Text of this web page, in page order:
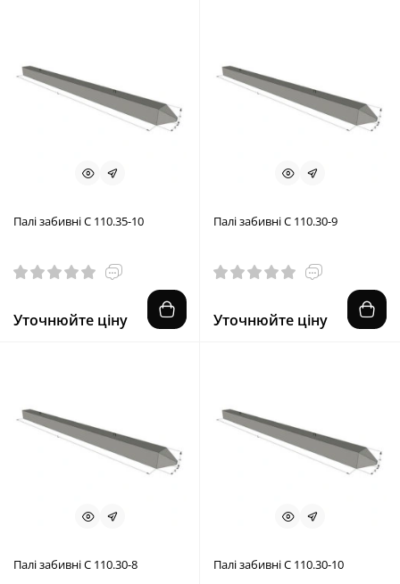
Палі забивні С 110.35-10
Уточнюйте ціну
Палі забивні С 110.30-9
Уточнюйте ціну
Палі забивні С 110.30-8 Палі забивні С 110.30-10